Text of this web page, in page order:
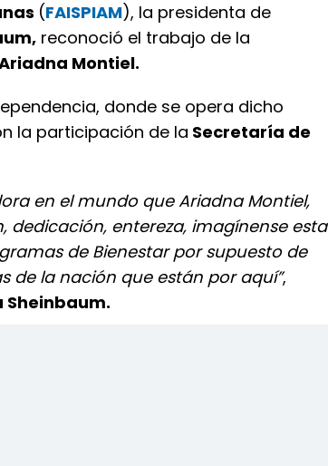
(FAISPIAM), la presidenta de
reconoció el trabajo de la
Montiel.
donde se opera dicho
la participación de la Secretaría de
en el mundo que Ariadna Montiel,
dedicación, entereza, imagínense esta
de Bienestar por supuesto de
de la nación que están por aquí”,